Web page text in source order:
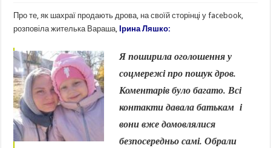
Про те, як шахраї продають дрова, на своїй сторінці у facebook,
розповіла жителька Вараша,
Ірина Ляшко:
Я поширила оголошення у
соцмережі про пошук дров.
Коментарів було багато. Всі
контакти давала батькам і
вони вже домовлялися
безпосередньо самі. Обрали